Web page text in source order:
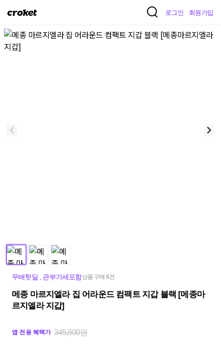
크
켓
로그인 회원가입
무배핫딜 관부가세포함상품 구매 6건
메종 마르지엘라 집 어라운드 컴팩트 지갑 블랙 [메종마
르지엘라 지갑]
앱 전용 혜택가 345,900원